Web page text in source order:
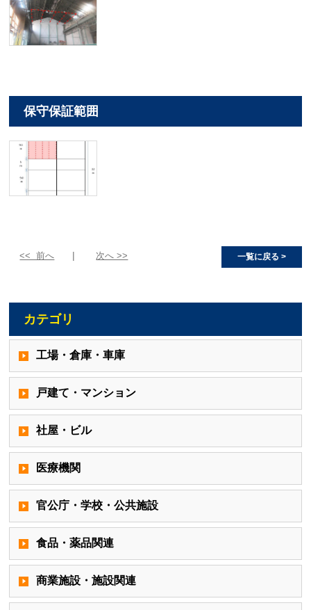
保守保証範囲
<< 前へ 次へ >> 一覧に戻る >
カテゴリ
工場・倉庫・車庫
戸建て・マンション
社屋・ビル
医療機関
官公庁・学校・公共施設
食品・薬品関連
商業施設・施設関連